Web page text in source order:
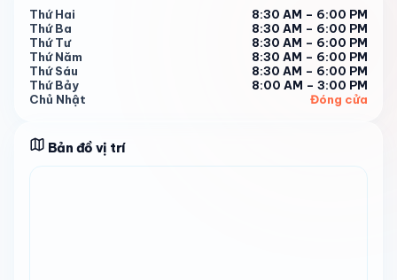
nghề xử lý mọi công việc một cách chuyên nghiệp, đảm
bảo sửa chữa đúng cách ngay lần đầu và thường hoàn
thành trong ngày để bạn tiện lợi.
Không khí tại
ONE STOP AUTO SHOPthân thiện và
chuyên nghiệp
, nơi giao tiếp rõ ràng và giá cả công bằng
không phí ẩn hay bất ngờ, xây dựng niềm tin và mối quan
hệ lâu dài với khách hàng đánh giá cao cách tiếp cận
trung thực.
Thứ Hai
8:30 AM – 6:00 PM
Thứ Ba
8:30 AM – 6:00 PM
Thứ Tư
8:30 AM – 6:00 PM
Thứ Năm
8:30 AM – 6:00 PM
Thứ Sáu
8:30 AM – 6:00 PM
Thứ Bảy
8:00 AM – 3:00 PM
Chủ Nhật
Đóng cửa
Bản đồ vị trí